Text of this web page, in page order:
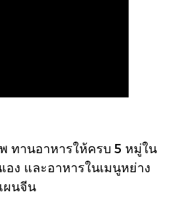
ทานอาหารให้ครบ 5 หมู่ใน
ง และอาหารในเมนูหย่าง
ผนจีน